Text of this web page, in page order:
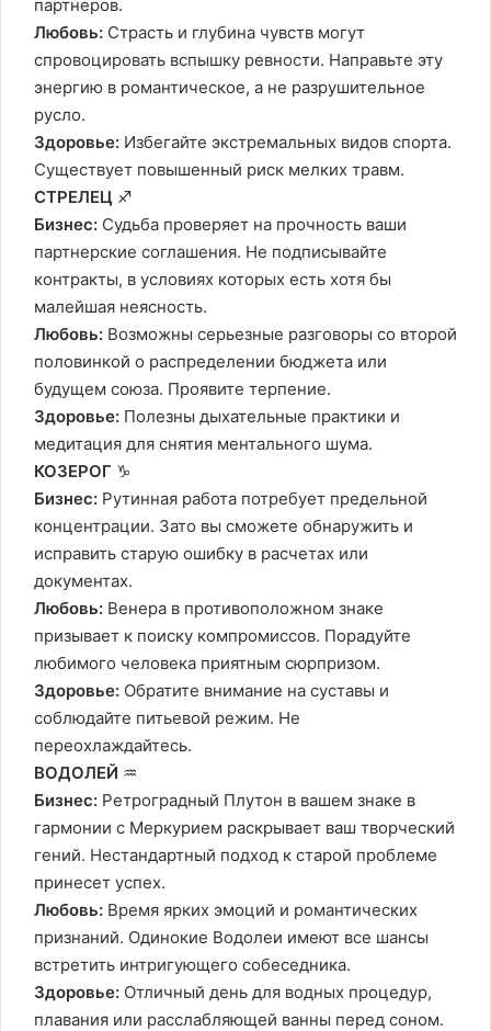
партнеров.
Любовь: Страсть и глубина чувств могут
спровоцировать вспышку ревности. Направьте эту
энергию в романтическое, а не разрушительное
русло.
Здоровье: Избегайте экстремальных видов спорта.
Существует повышенный риск мелких травм.
СТРЕЛЕЦ ♐️
Бизнес: Судьба проверяет на прочность ваши
партнерские соглашения. Не подписывайте
контракты, в условиях которых есть хотя бы
малейшая неясность.
Любовь: Возможны серьезные разговоры со второй
половинкой о распределении бюджета или
будущем союза. Проявите терпение.
Здоровье: Полезны дыхательные практики и
медитация для снятия ментального шума.
КОЗЕРОГ ♑️
Бизнес: Рутинная работа потребует предельной
концентрации. Зато вы сможете обнаружить и
исправить старую ошибку в расчетах или
документах.
Любовь: Венера в противоположном знаке
призывает к поиску компромиссов. Порадуйте
любимого человека приятным сюрпризом.
Здоровье: Обратите внимание на суставы и
соблюдайте питьевой режим. Не
переохлаждайтесь.
ВОДОЛЕЙ ♒️
Бизнес: Ретроградный Плутон в вашем знаке в
гармонии с Меркурием раскрывает ваш творческий
гений. Нестандартный подход к старой проблеме
принесет успех.
Любовь: Время ярких эмоций и романтических
признаний. Одинокие Водолеи имеют все шансы
встретить интригующего собеседника.
Здоровье: Отличный день для водных процедур,
плавания или расслабляющей ванны перед соном.